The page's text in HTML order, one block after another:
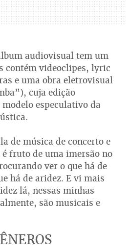
audiovisual tem um
contém videoclipes, lyric
e uma obra eletrovisual
cuja edição
especulativo da
de música de concerto e
fruto de uma imersão no
ver o que há de
há de aridez. E vi mais
lá, nessas minhas
são musicais e